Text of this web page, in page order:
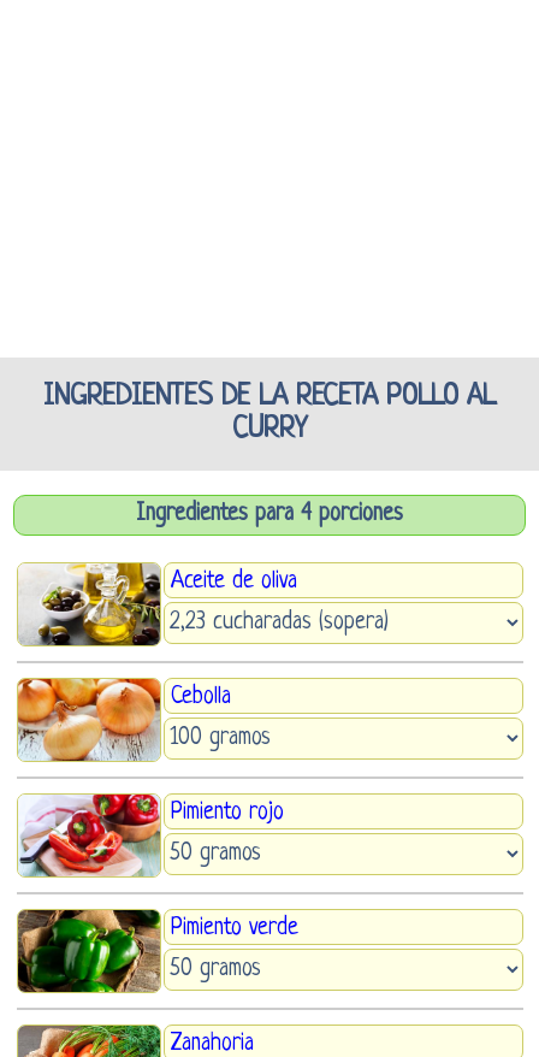
INGREDIENTES DE LA RECETA POLLO AL
CURRY
Ingredientes para 4 porciones
Aceite de oliva
Cebolla
Pimiento rojo
Pimiento verde
Zanahoria